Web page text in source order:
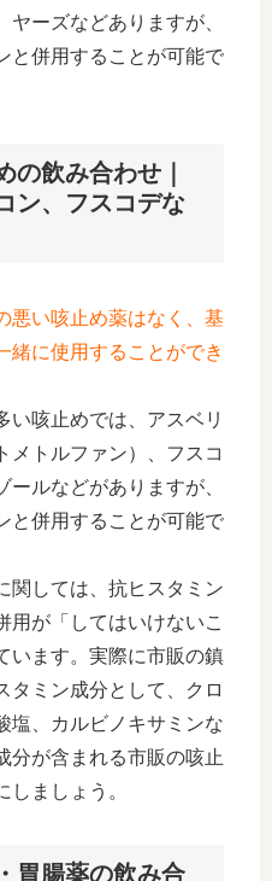
ーズなどありますが、
と併用することが可能で
の飲み合わせ｜
ン、フスコデな
悪い咳止め薬はなく、基
緒に使用することができ
い咳止めでは、アスベリ
メトルファン）、フスコ
ルなどがありますが、
と併用することが可能で
関しては、抗ヒスタミン
用が「してはいけないこ
います。実際に市販の鎮
タミン成分として、クロ
塩、カルビノキサミンな
分が含まれる市販の咳止
ましょう。
胃腸薬の飲み合